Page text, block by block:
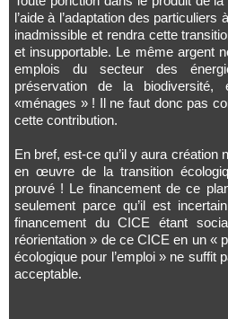
l’aide à l’adaptation des
inadmissible et rendra cette
et insupportable. Le même argent
emplois du secteur des
préservation de la
«ménages » ! Il ne faut donc pas
cette contribution.
En bref, est-ce qu’il y aura création
en œuvre de la transition
prouvé ! Le financement de ce
seulement parce qu’il est
financement du CICE étant
réorientation » de ce CICE en un «
écologique pour l’emploi » ne suffit
acceptable.